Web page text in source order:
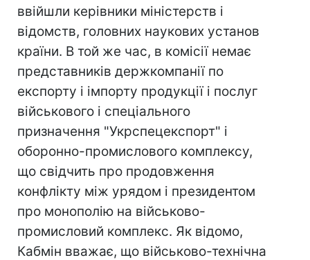
ввійшли керівники міністерств і
відомств, головних наукових установ
країни. В той же час, в комісії немає
представників держкомпанії по
експорту і імпорту продукції і послуг
військового і спеціального
призначення "Укрспецекспорт" і
оборонно-промислового комплексу,
що свідчить про продовження
конфлікту між урядом і президентом
про монополію на військово-
промисловий комплекс. Як відомо,
Кабмін вважає, що військово-технічна